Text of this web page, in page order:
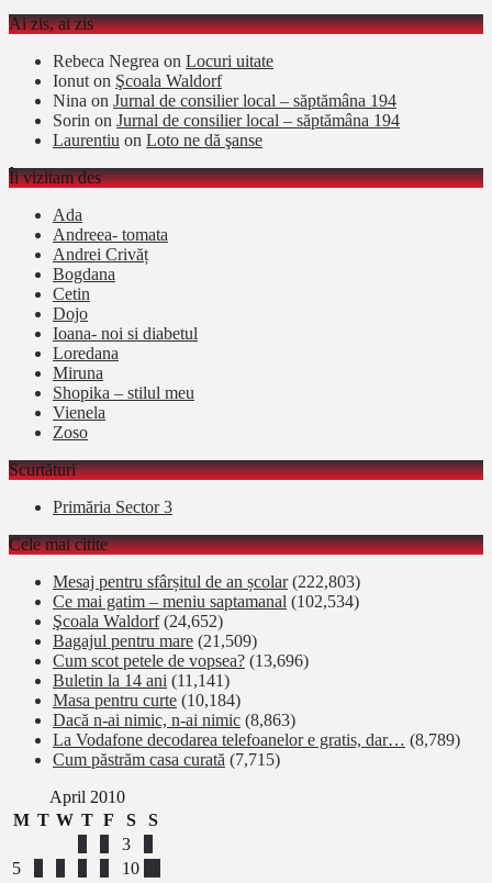
Ai zis, ai zis
Rebeca Negrea on Locuri uitate
Ionut on Şcoala Waldorf
Nina on Jurnal de consilier local – săptămâna 194
Sorin on Jurnal de consilier local – săptămâna 194
Laurentiu on Loto ne dă şanse
Îi vizitam des
Ada
Andreea- tomata
Andrei Crivăț
Bogdana
Cetin
Dojo
Ioana- noi si diabetul
Loredana
Miruna
Shopika – stilul meu
Vienela
Zoso
Scurtături
Primăria Sector 3
Cele mai citite
Mesaj pentru sfârșitul de an școlar (222,803)
Ce mai gatim – meniu saptamanal (102,534)
Şcoala Waldorf (24,652)
Bagajul pentru mare (21,509)
Cum scot petele de vopsea? (13,696)
Buletin la 14 ani (11,141)
Masa pentru curte (10,184)
Dacă n-ai nimic, n-ai nimic (8,863)
La Vodafone decodarea telefoanelor e gratis, dar… (8,789)
Cum păstrăm casa curată (7,715)
April 2010
M T W T F S
S
3
5
10